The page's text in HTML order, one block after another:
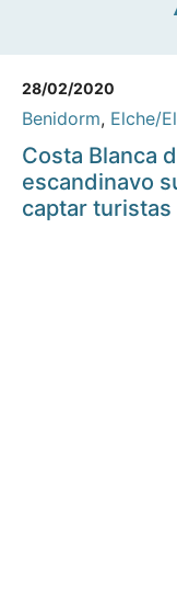
28/02/2020
Benidorm, Elche/
Costa Blanca
escandinavo
captar